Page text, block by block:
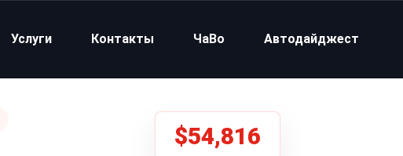
Услуги Контакты ЧаВо Автодайджест
$54,816